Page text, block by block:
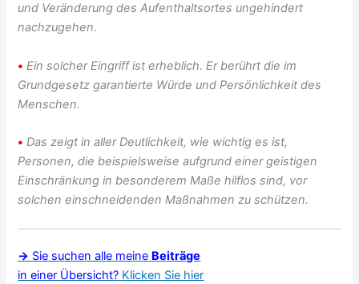
und Veränderung des Aufenthaltsortes ungehindert
nachzugehen.
• Ein solcher Eingriff ist erheblich. Er berührt die im
Grundgesetz garantierte Würde und Persönlichkeit des
Menschen.
• Das zeigt in aller Deutlichkeit, wie wichtig es ist,
Personen, die beispielsweise aufgrund einer geistigen
Einschränkung in besonderem Maße hilflos sind, vor
solchen einschneidenden Maßnahmen zu schützen.
→ Sie suchen alle meine Beiträge
in einer Übersicht? Klicken Sie hier